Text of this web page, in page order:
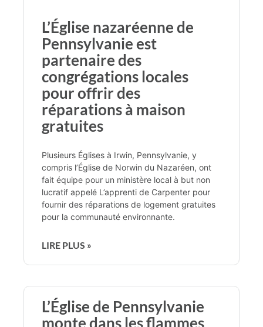
L’Église nazaréenne de
Pennsylvanie est
partenaire des
congrégations locales
pour offrir des
réparations à maison
gratuites
Plusieurs Églises à Irwin, Pennsylvanie, y
compris l’Église de Norwin du Nazaréen, ont
fait équipe pour un ministère local à but non
lucratif appelé L’apprenti de Carpenter pour
fournir des réparations de logement gratuites
pour la communauté environnante.
LIRE PLUS »
L’Église de Pennsylvanie
monte dans les flammes